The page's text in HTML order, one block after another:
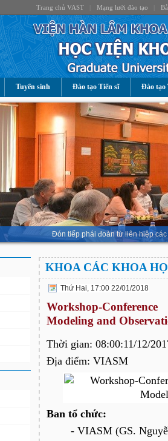
Trang chủ VAST Mạng lưới đào tạo
Tuyển sinh Đào tạo Tiến sĩ Đào tạo
Đón tiếp phái đoàn từ liên hiệp
KHOA CÁC KHOA
Thứ Hai, 17:00 22/01/2018
Workshop-
Modeling and
Thời gian: 08:00:11/12/
Địa điểm: VIASM
Ban tổ chức:
- VIASM (GS.